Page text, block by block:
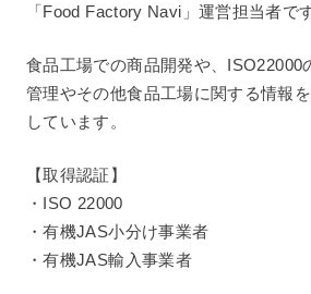
「Food Factory Navi」運営担当者です
食品工場での商品開発や、ISO22000
管理やその他食品工場に関する情報
しています。
【取得認証】
・ISO 22000
・有機JAS小分け事業者
・有機JAS輸入事業者